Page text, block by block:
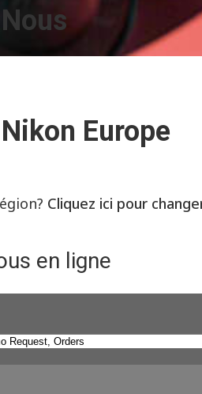
Nikon Europe
Cliquez ici pour
en ligne